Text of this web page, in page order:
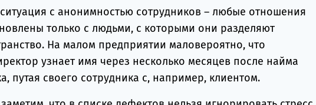
с анонимностью сотрудников – любые отношения
только с людьми, с которыми они разделяют
На малом предприятии маловероятно, что
узнает имя через несколько месяцев после найма
путая своего сотрудника с, например, клиентом.